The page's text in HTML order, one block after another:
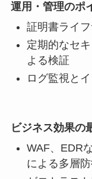
運用・管理のポ
証明書ライ
定期的なセ
よる検証
ログ監視と
ビジネス効果の
WAF、EDR
による多層